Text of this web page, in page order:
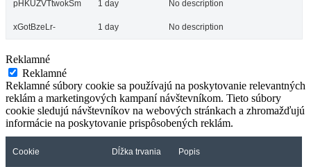
pHKUZVTtwokSm 1 day No description
xGotBzeLr- 1 day No description
Reklamné
Reklamné
Reklamné súbory cookie sa používajú na poskytovanie relevantných
reklám a marketingových kampaní návštevníkom. Tieto súbory
cookie sledujú návštevníkov na webových stránkach a zhromažďujú
informácie na poskytovanie prispôsobených reklám.
Cookie Dĺžka trvania Popis